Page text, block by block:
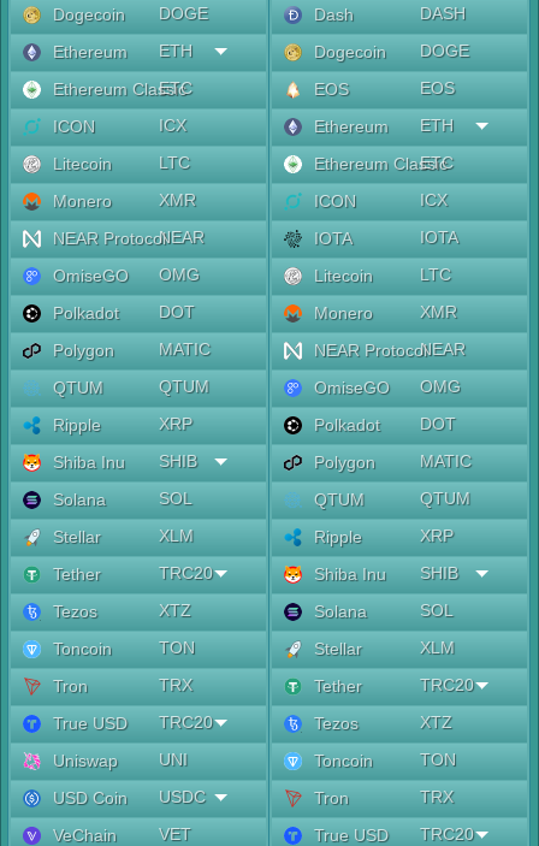
Dogecoin
DOGE
Ethereum
ETH
Ethereum Classic
ETC
ICON
ICX
Litecoin
LTC
Monero
XMR
NEAR ProtocolNEAR
OmiseGO
OMG
Polkadot
DOT
Polygon
MATIC
QTUM
QTUM
Ripple
XRP
Shiba Inu
SHIB
Solana
SOL
Stellar
XLM
Tether
TRC20
Tezos
XTZ
Toncoin
TON
Tron
TRX
True USD
TRC20
Uniswap
UNI
USD Coin
USDC
VeChain
VET
Dash
DASH
Dogecoin
DOGE
EOS
EOS
Ethereum
ETH
Ethereum Classic
ETC
ICON
ICX
IOTA
IOTA
Litecoin
LTC
Monero
XMR
NEAR ProtocolNEAR
OmiseGO
OMG
Polkadot
DOT
Polygon
MATIC
QTUM
QTUM
Ripple
XRP
Shiba Inu
SHIB
Solana
SOL
Stellar
XLM
Tether
TRC20
Tezos
XTZ
Toncoin
TON
Tron
TRX
True USD
TRC20